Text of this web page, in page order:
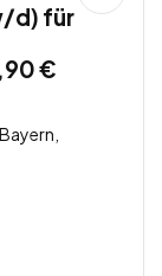
d) für
€